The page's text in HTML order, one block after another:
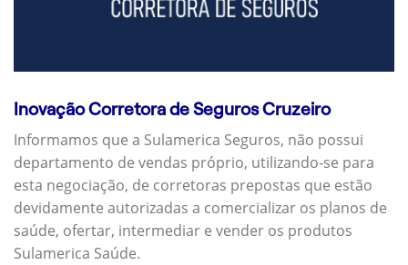
Inovação Corretora de Seguros Cruzeiro
Informamos que a Sulamerica Seguros, não possui
departamento de vendas próprio, utilizando-se para
esta negociação, de corretoras prepostas que estão
devidamente autorizadas a comercializar os planos de
saúde, ofertar, intermediar e vender os produtos
Sulamerica Saúde.